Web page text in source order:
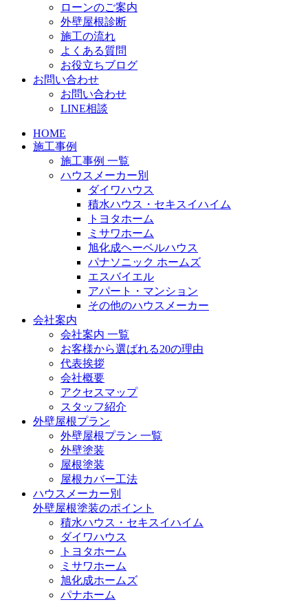
ローンのご案内
外壁屋根診断
施工の流れ
よくある質問
お役立ちブログ
お問い合わせ
お問い合わせ
LINE相談
HOME
施工事例
施工事例 一覧
ハウスメーカー別
ダイワハウス
積水ハウス・セキスイハイム
トヨタホーム
ミサワホーム
旭化成ヘーベルハウス
パナソニック ホームズ
エスバイエル
アパート・マンション
その他のハウスメーカー
会社案内
会社案内 一覧
お客様から選ばれる20の理由
代表挨拶
会社概要
アクセスマップ
スタッフ紹介
外壁屋根プラン
外壁屋根プラン 一覧
外壁塗装
屋根塗装
屋根カバー工法
ハウスメーカー別
外壁屋根塗装のポイント
積水ハウス・セキスイハイム
ダイワハウス
トヨタホーム
ミサワホーム
旭化成ホームズ
パナホーム